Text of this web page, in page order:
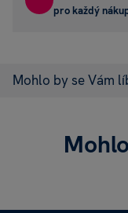
pro každý
Mohlo by se Vám